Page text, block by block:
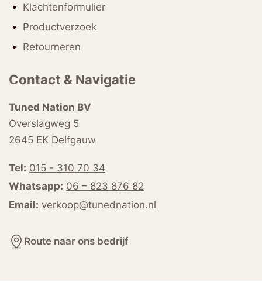
Klachtenformulier
Productverzoek
Retourneren
Contact & Navigatie
Tuned Nation BV
Overslagweg 5
2645 EK Delfgauw
Tel: 015 - 310 70 34
Whatsapp: 06 – 823 876 82
Email: verkoop@tunednation.nl
Route naar ons bedrijf